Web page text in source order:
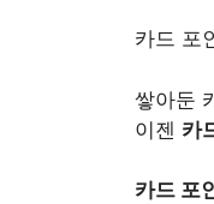
카드 포
쌓아둔
이젠 카
카드 포